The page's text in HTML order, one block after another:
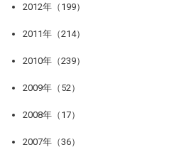
2012年（199）
2011年（214）
2010年（239）
2009年（52）
2008年（17）
2007年（36）